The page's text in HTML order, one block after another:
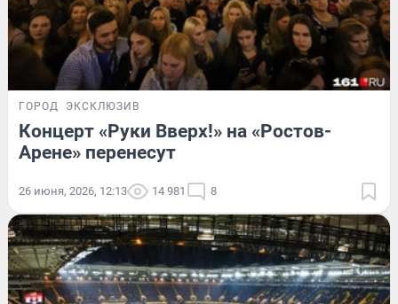
ГОРОД ЭКСКЛЮЗИВ
Концерт «Руки Вверх!» на «Ростов-
Арене» перенесут
26 июня, 2026, 12:13 14 981 8